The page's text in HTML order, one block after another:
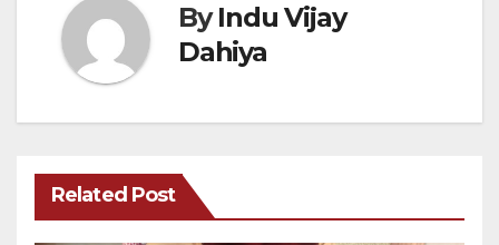
ByIndu Vijay
Dahiya
Related Post